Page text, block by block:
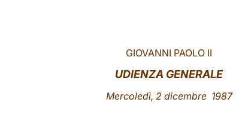
GIOVANNI PAOLO II
UDIENZA GENERALE
Mercoledì, 2 dicembre 1987